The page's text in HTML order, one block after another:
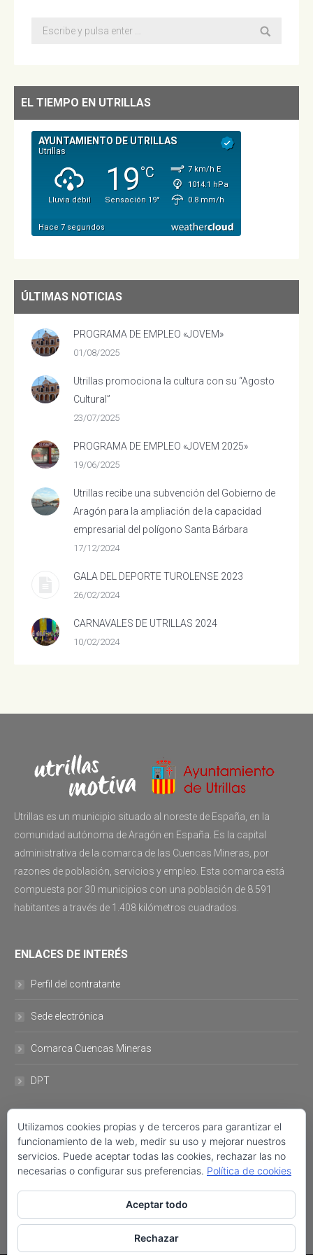
Buscar:
EL TIEMPO EN UTRILLAS
ÚLTIMAS NOTICIAS
PROGRAMA DE EMPLEO «JOVEM»
01/08/2025
Utrillas promociona la cultura con su “Agosto
Cultural”
23/07/2025
PROGRAMA DE EMPLEO «JOVEM 2025»
19/06/2025
Utrillas recibe una subvención del Gobierno de
Aragón para la ampliación de la capacidad
empresarial del polígono Santa Bárbara
17/12/2024
GALA DEL DEPORTE TUROLENSE 2023
26/02/2024
CARNAVALES DE UTRILLAS 2024
10/02/2024
Utrillas es un municipio situado al noreste de España, en la
comunidad autónoma de Aragón en España. Es la capital
administrativa de la comarca de las Cuencas Mineras, por
razones de población, servicios y empleo. Esta comarca está
compuesta por 30 municipios con una población de 8.591
habitantes a través de 1.408 kilómetros cuadrados.
ENLACES DE INTERÉS
Perfil del contratante
Sede electrónica
Comarca Cuencas Mineras
DPT
DATOS DE CONTACTO
Plaza del Ayuntamiento, 11 44760- Utrillas +34 978 757 001 FAX:
+34 978 758 222 ayuntamiento@utrillas.org
Utilizamos cookies propias y de terceros para garantizar el
funcionamiento de la web, medir su uso y mejorar nuestros
servicios. Puede aceptar todas las cookies, rechazar las no
necesarias o configurar sus preferencias. Política de cookies
Aceptar todo
Rechazar